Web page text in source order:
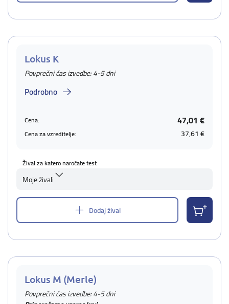
Lokus K
Povprečni čas izvedbe: 4-5 dni
Podrobno
Cena: 47,01 €
Cena za vzreditelje: 37,61 €
Žival za katero naročate test
Moje živali
Dodaj žival
Lokus M (Merle)
Povprečni čas izvedbe: 4-5 dni